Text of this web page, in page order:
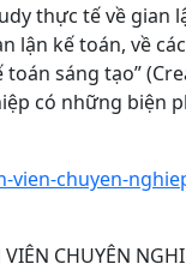
thực tế về gian
lận kế toán, về
sáng tạo”
có những biện
chuyen-
CHUYÊN